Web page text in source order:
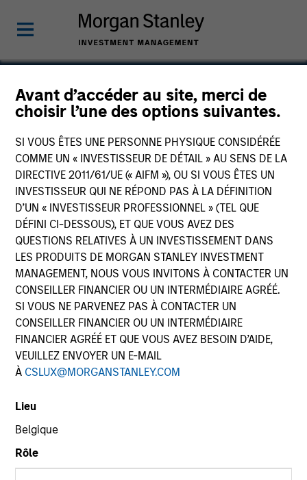
Avant d’accéder au site, merci de
choisir l’une des options suivantes.
SI VOUS ÊTES UNE PERSONNE PHYSIQUE CONSIDÉRÉE
COMME UN « INVESTISSEUR DE DÉTAIL » AU SENS DE LA
DIRECTIVE 2011/61/UE (« AIFM »), OU SI VOUS ÊTES UN
INVESTISSEUR QUI NE RÉPOND PAS À LA DÉFINITION
D’UN « INVESTISSEUR PROFESSIONNEL » (TEL QUE
DÉFINI CI-DESSOUS), ET QUE VOUS AVEZ DES
QUESTIONS RELATIVES À UN INVESTISSEMENT DANS
LES PRODUITS DE MORGAN STANLEY INVESTMENT
MANAGEMENT, NOUS VOUS INVITONS À CONTACTER UN
CONSEILLER FINANCIER OU UN INTERMÉDIAIRE AGRÉÉ.
SI VOUS NE PARVENEZ PAS À CONTACTER UN
CONSEILLER FINANCIER OU UN INTERMÉDIAIRE
FINANCIER AGRÉÉ ET QUE VOUS AVEZ BESOIN D’AIDE,
VEUILLEZ ENVOYER UN E-MAIL
À CSLUX@MORGANSTANLEY.COM
Lieu
Belgique
Rôle
Concert Capital
Resources
Energy
COUNTRY
United States